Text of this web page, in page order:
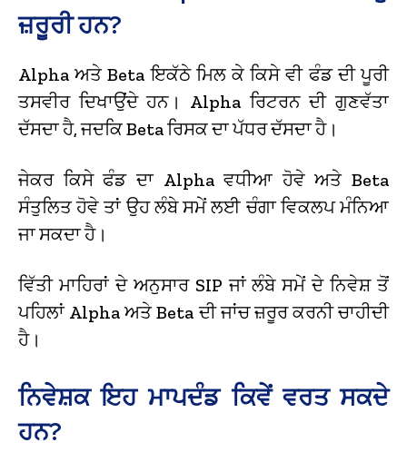
ਜ਼ਰੂਰੀ ਹਨ?
Alpha ਅਤੇ Beta ਇਕੱਠੇ ਮਿਲ ਕੇ ਕਿਸੇ ਵੀ ਫੰਡ ਦੀ ਪੂਰੀ
ਤਸਵੀਰ ਦਿਖਾਉਂਦੇ ਹਨ। Alpha ਰਿਟਰਨ ਦੀ ਗੁਣਵੱਤਾ
ਦੱਸਦਾ ਹੈ, ਜਦਕਿ Beta ਰਿਸਕ ਦਾ ਪੱਧਰ ਦੱਸਦਾ ਹੈ।
ਜੇਕਰ ਕਿਸੇ ਫੰਡ ਦਾ Alpha ਵਧੀਆ ਹੋਵੇ ਅਤੇ Beta
ਸੰਤੁਲਿਤ ਹੋਵੇ ਤਾਂ ਉਹ ਲੰਬੇ ਸਮੇਂ ਲਈ ਚੰਗਾ ਵਿਕਲਪ ਮੰਨਿਆ
ਜਾ ਸਕਦਾ ਹੈ।
ਵਿੱਤੀ ਮਾਹਿਰਾਂ ਦੇ ਅਨੁਸਾਰ SIP ਜਾਂ ਲੰਬੇ ਸਮੇਂ ਦੇ ਨਿਵੇਸ਼ ਤੋਂ
ਪਹਿਲਾਂ Alpha ਅਤੇ Beta ਦੀ ਜਾਂਚ ਜ਼ਰੂਰ ਕਰਨੀ ਚਾਹੀਦੀ
ਹੈ।
ਨਿਵੇਸ਼ਕ ਇਹ ਮਾਪਦੰਡ ਕਿਵੇਂ ਵਰਤ ਸਕਦੇ
ਹਨ?